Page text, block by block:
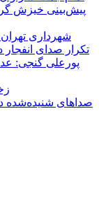
پیش‌بینی خیزش
شهرداری
تکرار صدای
پورعلی گنجی:
زخمی
صداهای شنیده‌شده